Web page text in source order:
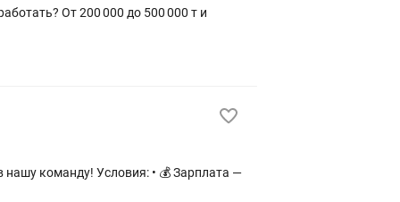
От 200 000 до 500 000 т и